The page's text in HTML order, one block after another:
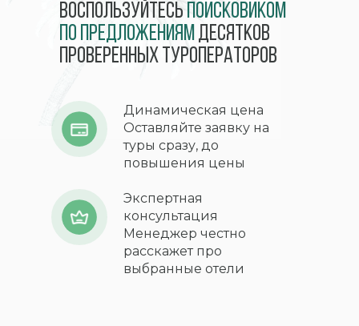
Воспользуйтесь поисковиком
по предложениямдесятков
проверенных туроператоров
Динамическая цена
Оставляйте заявку на
туры сразу, до
повышения цены
Экспертная
консультация
Менеджер честно
расскажет про
выбранные отели